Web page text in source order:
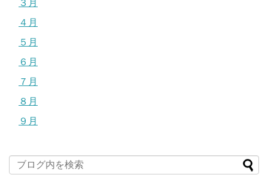
３月
４月
５月
６月
７月
８月
９月